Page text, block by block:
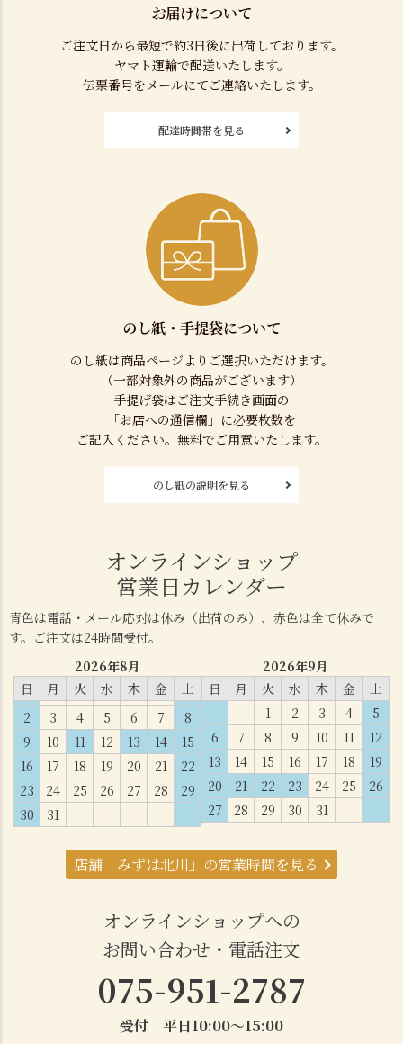
お届けについて
ご注文日から最短で約3日後に出荷しております。
ヤマト運輸で配送いたします。
伝票番号をメールにてご連絡いたします。
配達時間帯を見る
のし紙・手提袋について
のし紙は商品ページよりご選択いただけます。
（一部対象外の商品がございます）
手提げ袋はご注文手続き画面の
「お店への通信欄」に必要枚数を
ご記入ください。無料でご用意いたします。
のし紙の説明を見る
オンラインショップ
営業日カレンダー
青色は電話・メール応対は休み（出荷のみ）、赤色は全て休みで
す。ご注文は24時間受付。
2026年8月
日
月 火 水 木 金
土
2
3 4 5 6 7
8
9
10 11 12 13 14
15
16
17 18 19 20 21
22
23
24 25 26 27 28
29
30
31
2026年9月
日
月 火 水 木 金
土
1
2 3 4
5
6
7 8 9 10 11
12
13
14 15 16 17 18
19
20
21 22 23 24 25
26
27
28 29 30 31
店舗「みずは北川」の営業時間を見る
オンラインショップへの
お問い合わせ・電話注文
075-951-2787
受付 平日10:00～15:00